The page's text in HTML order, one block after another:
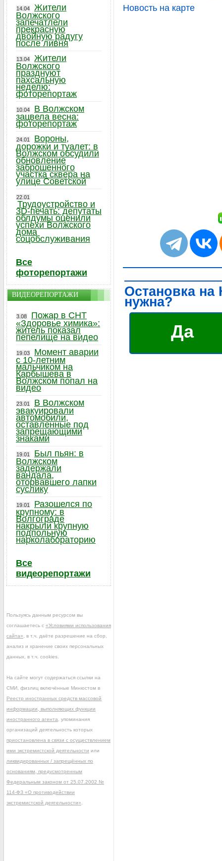
Новость на карте
Остановка
нужна?
Да
14.04
Жители
Волжского
запечатлели
прекрасную
двойную радугу
после ливня
13.04
Жители
Волжского
празднуют
пахсальную
неделю:
фоторепортаж
10.04
В Волжском
зацвела весна:
фоторепортаж
24.01
Вороны,
дорожки и туалет: в
Волжском обсудили
обновление
заброшенного
участка сквера на
улице Советской
22.01
Трудоустройство и
3D-печать: депутаты
облдумы оценили
успехи Волжского
дома
соцобслуживания
Все
фоторепортажи
ВИДЕОРЕПОРТАЖИ
3.08
Пожар в СНТ
«Здоровье химика»:
житель показал
пепелище на видео
19.03
Момент аварии
с 10-летним
мальчиком на
Карбышева в
Волжском попал на
видео
23.01
В Волжском
эвакуировали
автомобили,
оставленные под
запрещающими
знаками
19.01
Был пьян: в
Волжском
задержали
вандала,
оторвавшего лапки
суслику
19.01
Разошелся по
крупному: в
Волгограде
накрыли крупную
подпольную
нарколабораторию
Все
видеорепортажи
Пользуясь данным ресурсом вы
соглашаетесь с «Условиями использования
сайта» , в т.ч. даёте разрешение на сбор,
анализ и хранение своих персональных
данных, в т.ч. cookies.
На сайте могут содержаться ссылки на
СМИ, физлиц включённые Минюстом в
Реестр иностранных средств массовой
информации, выполняющих функции
иностранного агента , упоминания
организаций деятельность которых
приостановлена в связи с осуществлением
ими экстремистской деятельности или
ликвидированных / запрещённых по
основаниям, предусмотренным
Федеральным законом от 25.07.2002 №
114-ФЗ «О противодействии
экстремистской деятельности»